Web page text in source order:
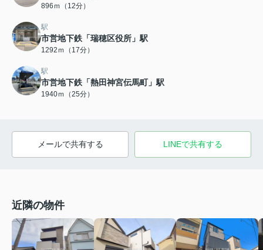
896ｍ（12分）
駅
市営地下鉄「瑞穂区役所」駅
1292ｍ（17分）
駅
市営地下鉄「熱田神宮伝馬町」駅
1940ｍ（25分）
メールで共有する LINEで共有する
近隣の物件